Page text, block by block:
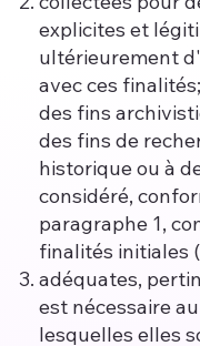
explicites et
ultérieurement
avec ces
des fins
des fins de
historique ou à
considéré,
paragraphe 1,
finalités initiales
adéquates,
est nécessaire
lesquelles elles